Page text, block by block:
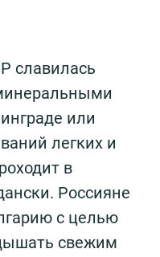
славилась
или
легких и
в
Россияне
с целью
свежим